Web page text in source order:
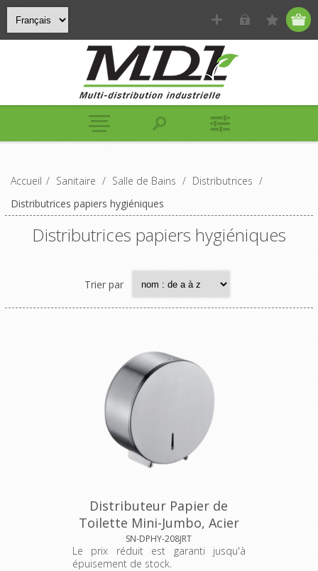
Accueil / Sanitaire / Salle de Bains / Distributrices /
Distributrices papiers hygiéniques
Distributrices papiers hygiéniques
Trier par
Distributeur Papier de
Toilette Mini-Jumbo, Acier
Inoxydable.
SN-DPHY-208JRT
Le prix réduit est garanti jusqu'à
épuisement de stock.